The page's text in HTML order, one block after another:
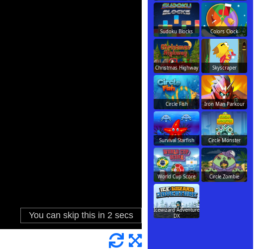
Sudoku Blocks Colors Clock
Christmas Highway Skyscraper
Circle Fish Iron Man Parkour
Survival Starfish Circle Monster
World Cup Score Circle Zombie
Icewizard Adventure
DX